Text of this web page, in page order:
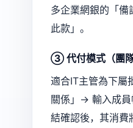
多企業網銀的「
此款」。
③ 代付模式（團隊
適合IT主管為下屬
關係」→ 輸入成
結確認後，其消費